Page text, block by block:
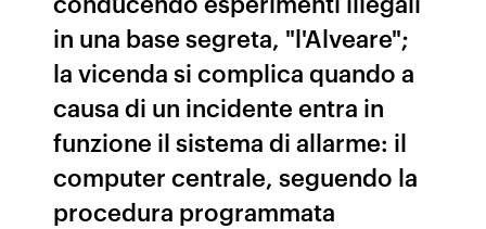
in una base segreta, "l'Alveare";
la vicenda si complica quando a
causa di un incidente entra in
funzione il sistema di allarme: il
computer centrale, seguendo la
procedura programmata